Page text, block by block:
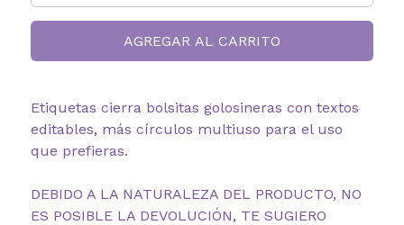
AGREGAR AL CARRITO
Etiquetas cierra bolsitas golosineras con textos
editables, más círculos multiuso para el uso
que prefieras.
DEBIDO A LA NATURALEZA DEL PRODUCTO, NO
ES POSIBLE LA DEVOLUCIÓN, TE SUGIERO